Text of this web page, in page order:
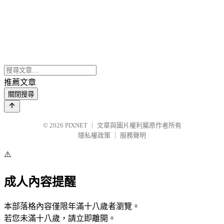
推薦文章
關閉搜尋
© 2026 PIXNET
文章與圖片權利屬原作者所有
隱私權政策
服務聲明
⚠️
成人內容提醒
本部落格內容僅限年滿十八歲者瀏覽。
若您未滿十八歲，請立即離開。